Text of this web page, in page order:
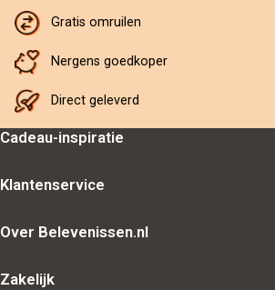
Gratis omruilen
Nergens goedkoper
Direct geleverd
Cadeau-inspiratie
Klantenservice
Over Belevenissen.nl
Zakelijk